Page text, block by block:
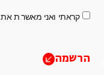
קראתי ואני מאשר.ת את
הרשמה